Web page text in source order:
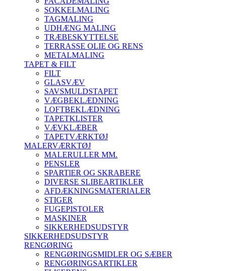
SOKKELMALING
TAGMALING
UDHÆNG MALING
TRÆBESKYTTELSE
TERRASSE OLIE OG RENS
METALMALING
TAPET & FILT
FILT
GLASVÆV
SAVSMULDSTAPET
VÆGBEKLÆDNING
LOFTBEKLÆDNING
TAPETKLISTER
VÆVKLÆBER
TAPETVÆRKTØJ
MALERVÆRKTØJ
MALERULLER MM.
PENSLER
SPARTlER OG SKRABERE
DIVERSE SLIBEARTIKLER
AFDÆKNINGSMATERIALER
STIGER
FUGEPISTOLER
MASKINER
SIKKERHEDSUDSTYR
SIKKERHEDSUDSTYR
RENGØRING
RENGØRINGSMIDLER OG SÆBER
RENGØRINGSARTIKLER